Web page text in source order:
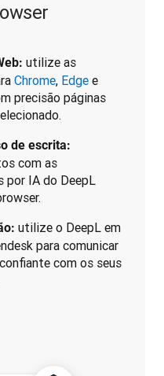
utilize as
Chrome, Edge e
precisão páginas
de escrita:
com as
por IA do DeepL
utilize o DeepL em
para comunicar
com os seus